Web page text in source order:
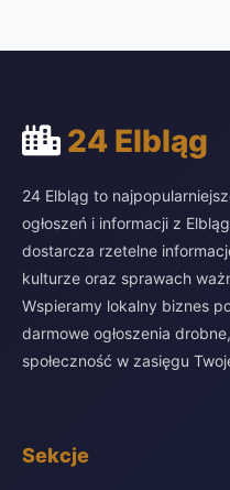
24 Elbląg
24 Elbląg to
ogłoszeń i informacji z
dostarcza rzetelne
kulturze oraz sprawach
Wspieramy lokalny biznes
darmowe ogłoszenia
społeczność w zasięgu
Sekcje